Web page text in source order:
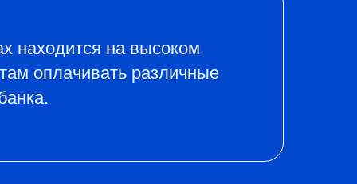
находится на высоком
оплачивать различные